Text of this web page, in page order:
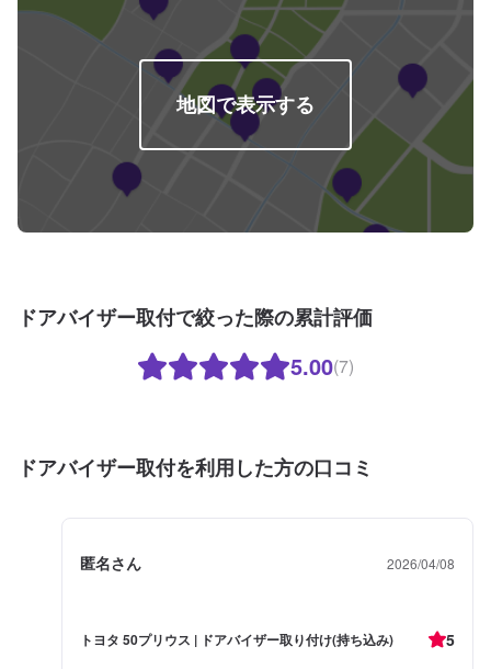
地図で表示する
ドアバイザー取付で絞った際の累計評価
5.00(7)
ドアバイザー取付を利用した方の口コミ
匿名さん 2026/04/08
トヨタ 50プリウス | ドアバイザー取り付け(持ち込み) 5